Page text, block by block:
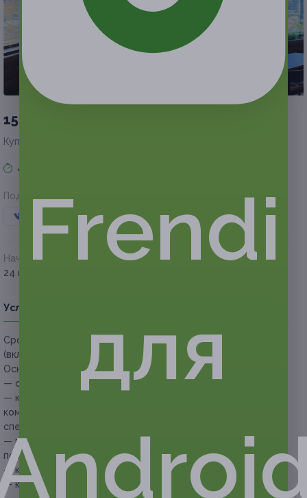
150 руб.
Купон на скидку 30%
Акция завершена
Поделиться с друзьями
Начало действия
24 мая 2026 г.
Окончание действия
Условия
Срок действия купонов:
с 25.05.2026 до 02.08.2026
(включительно).
Основные условия:
— один купон действует на одного человека;
— купон не распространяется на бизнес-ланчи (вьет-
комбо), внутренние акции, сеты и другие
спецпредложения, а также на доставку и самовывоз;
— в связи с высокой загруженностью ресторан с пятницы
по воскресенье принимает по купонам с 10:00 до 13:00;
— купон необходимо предъявить перед заказом;
— купон не распространяется в праздничные дни.
Frendi
для